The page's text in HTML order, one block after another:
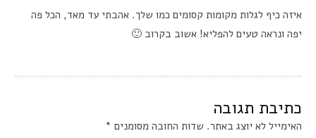
איזה כיף לגלות מקומות קסומים כמו שלך. אהבתי עד מאד, הכל פה
יפה ונראה טעים להפליא! אשוב בקרוב 🙂
כתיבת תגובה
האימייל לא יוצג באתר. שדות החובה מסומנים *